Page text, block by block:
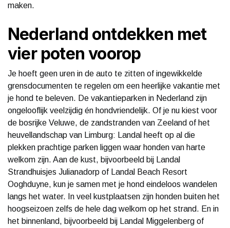
maken.
Nederland ontdekken met
vier poten voorop
Je hoeft geen uren in de auto te zitten of ingewikkelde
grensdocumenten te regelen om een heerlijke vakantie met
je hond te beleven. De vakantieparken in Nederland zijn
ongelooflijk veelzijdig én hondvriendelijk. Of je nu kiest voor
de bosrijke Veluwe, de zandstranden van Zeeland of het
heuvellandschap van Limburg: Landal heeft op al die
plekken prachtige parken liggen waar honden van harte
welkom zijn. Aan de kust, bijvoorbeeld bij Landal
Strandhuisjes Julianadorp of Landal Beach Resort
Ooghduyne, kun je samen met je hond eindeloos wandelen
langs het water. In veel kustplaatsen zijn honden buiten het
hoogseizoen zelfs de hele dag welkom op het strand. En in
het binnenland, bijvoorbeeld bij Landal Miggelenberg of